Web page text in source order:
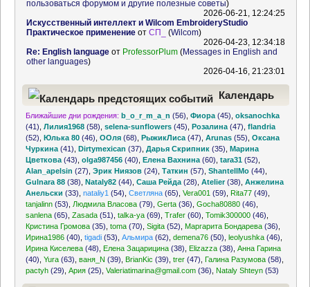
пользоваться форумом и другие полезные советы)
2026-06-21, 12:24:25
Искусственный интеллект и Wilcom EmbroideryStudio
Практическое применениеот СП_ (Wilcom)
2026-04-23, 12:34:18
Re: English languageот ProfessorPlum(Messages in English and
other languages)
2026-04-16, 21:23:01
Календарь
предстоящих событий
Ближайшие дни рождения: b_o_r_m_a_n (56) ,Фиора (45) ,oksanochka
(41) ,Лилия1968 (58) ,selena-sunflowers (45) ,Розалина (47) ,flandria
(52) ,Юлька 80 (46) ,ООля (68) ,РыжикЛиса (47) ,Arunas (55) ,Оксана
Чуркина (41) ,Dirtymexican (37) ,Дарья Скрипник (35) ,Марина
Цветкова (43) ,olga987456 (40) ,Елена Вахнина (60) ,tara31 (52)
Alan_apelsin (27) ,Эрик Ниязов (24) ,Таткин (57) ,ShantellMo (44)
Gulnara 88 (38) ,Nataly82 (44) ,Саша Рейда (28) ,Atelier(38) ,Анжелина
Анельски (33) ,nataliy1 (54) ,Светляна (65) ,Vera001 (59) Rita77 (49)
tanjalinn (53) Людмила Власова (79) ,Gerta (36) ,Gocha80880 (46)
sanlena (65) ,Zasada (51) ,talka-ya (69) ,Trafer (60) ,Tomik300000 (46)
Кристина Громова (35) ,toma (70) ,Sigita (52) Маргарита Бондарева (36)
Ирина1986 (40) ,tigadi (53) ,Альмира (62) ,demena76 (50) ,leolyushka (46)
Ирина Киселева (48) Елена Зацарицина (38) Elizazza (38) ,Анна Гарина
(40) ,Yura (63) ,ваня_N (39) BrianKic (39) ,trer (47) Галина Разумова (58)
pactyh (29) ,Ария (25) ,Valeriatimarina@gmail.com (36) Nataly Shteyn (53)